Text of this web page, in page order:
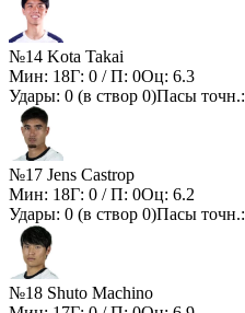
№14 Kota Takai
Мин: 18Г: 0 / П: 0Оц: 6.3
Удары: 0 (в створ 0)Пасы точн.:
№17 Jens Castrop
Мин: 18Г: 0 / П: 0Оц: 6.2
Удары: 0 (в створ 0)Пасы точн.:
№18 Shuto Machino